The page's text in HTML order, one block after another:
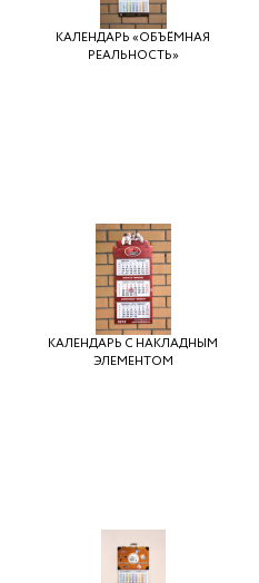
КАЛЕНДАРЬ «ОБЪЁМНАЯ
РЕАЛЬНОСТЬ»
КАЛЕНДАРЬ С НАКЛАДНЫМ
ЭЛЕМЕНТОМ